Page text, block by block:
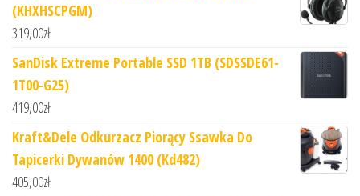
(KHXHSCPGM)
319,00zł
SanDisk Extreme Portable SSD 1TB (SDSSDE61-
1T00-G25)
419,00zł
Kraft&Dele Odkurzacz Piorący Ssawka Do
Tapicerki Dywanów 1400 (Kd482)
405,00zł